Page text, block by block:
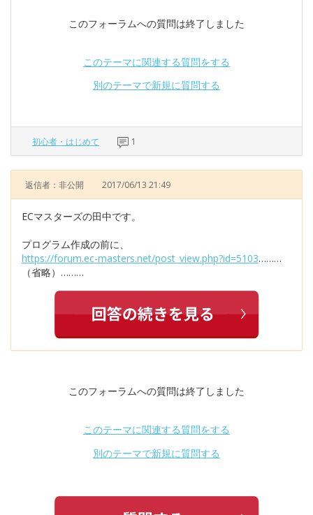
このフォーラムへの質問は終了しました
このテーマに関連する質問をする
別のテーマで新規に質問する
初心者・はじめて 1
返信者：非公開 2017/06/13 21:49
ECマスターズの田中です。
プログラム作成の前に、
https://forum.ec-masters.net/post_view.php?id=5103………
（省略）………
このフォーラムへの質問は終了しました
このテーマに関連する質問をする
別のテーマで新規に質問する